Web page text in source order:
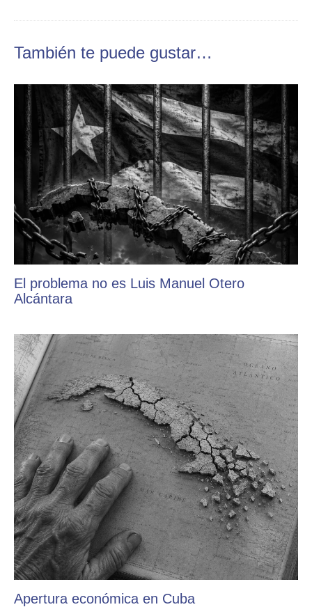
También te puede gustar…
El problema no es Luis Manuel Otero
Alcántara
Apertura económica en Cuba